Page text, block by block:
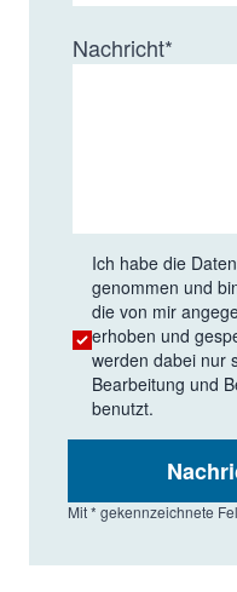
Nachricht*
Ich habe die
genommen und
die von mir
erhoben und
werden dabei nur
Bearbeitung und
benutzt.
Mit * gekennzeichnete